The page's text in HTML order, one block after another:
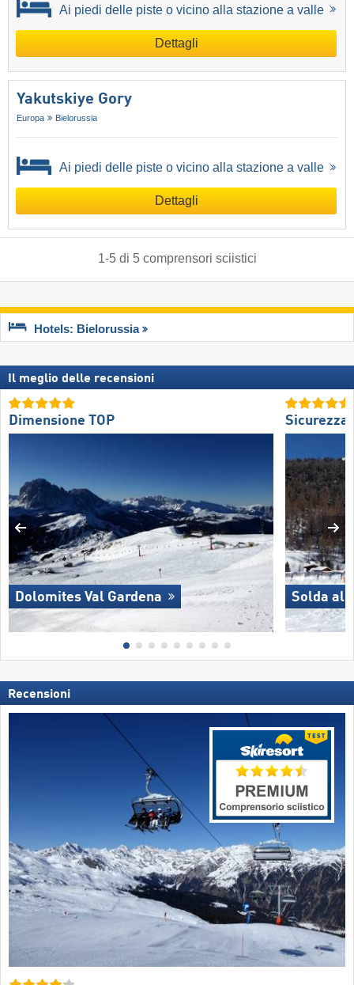
Ai piedi delle piste o vicino alla stazione a valle
Dettagli
Yakutskiye Gory
Europa Bielorussia
Ai piedi delle piste o vicino alla stazione a valle
Dettagli
1-5di 5 comprensori sciistici
Hotels: Bielorussia
Il meglio delle recensioni
Dimensione TOP
Dolomites Val Gardena
Sicurezza
Solda
Recensioni